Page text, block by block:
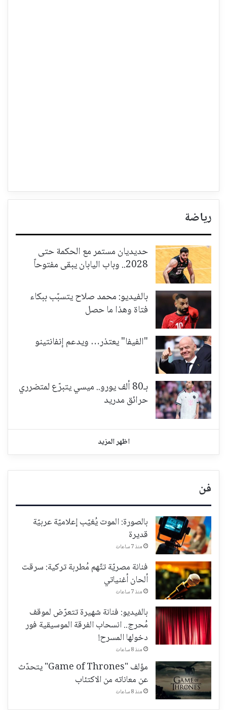
رياضة
حديديان مستمر مع الحكمة حتى
2028.. وباب اليابان يبقى مفتوحاً
بالفيديو: محمد صلاح يتسبّب ببكاء
فتاة وهذا ما حصل
"الفيفا" يعتذر… ويدعم إنفانتينو
بـ80 ألف يورو.. ميسي يتبرّع لمتضرري
حرائق مدريد
اظهر المزيد
فن
بالصورة: الموت يُغيّب إعلاميّة عربيّة
قديرة
منذ 7 ساعات
فنانة مصريّة تتّهم مُطربة تركية: سرقت
ألحان أغنياتي
منذ 7 ساعات
بالفيديو: فنانة شهيرة تتعرّض لموقف
مُحرج.. انسحاب الفرقة الموسيقية فور
دخولها المسرح!
منذ 8 ساعات
مؤلف "Game of Thrones" يتحدّث
عن معاناته من الاكتئاب
منذ 8 ساعات